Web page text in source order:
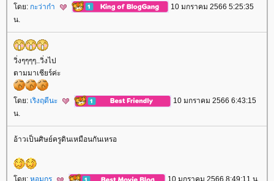
ดย: กะว่าก๋า
10 มกราคม 2566 5:25:35
น.
วิ่งๆๆๆๆ..วิ่งไป
ตามมาเชียร์ค่ะ
ดย: เริงฤดีนะ
10 มกราคม 2566 6:43:15
น.
อ้าวเป็นศิษย์ครูดินเหมือนกันเหรอ